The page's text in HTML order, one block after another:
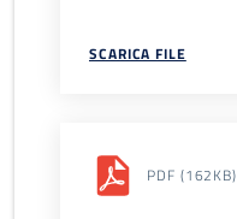
SCARICA FILE
PDF (162KB)